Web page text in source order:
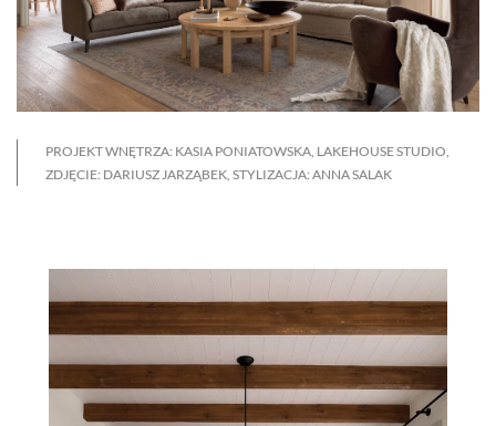
PROJEKT WNĘTRZA: KASIA PONIATOWSKA, LAKEHOUSE STUDIO,
ZDJĘCIE: DARIUSZ JARZĄBEK, STYLIZACJA: ANNA SALAK